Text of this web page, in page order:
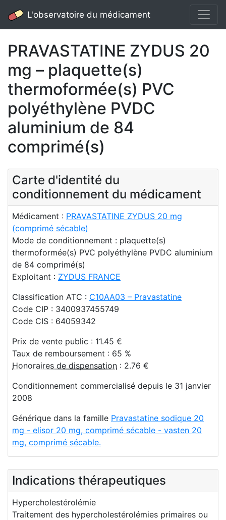
L'observatoire du médicament
PRAVASTATINE ZYDUS 20
mg – plaquette(s)
thermoformée(s) PVC
polyéthylène PVDC
aluminium de 84
comprimé(s)
Carte d'identité du
conditionnement du médicament
Médicament : PRAVASTATINE ZYDUS 20 mg
(comprimé sécable)
Mode de conditionnement : plaquette(s)
thermoformée(s) PVC polyéthylène PVDC aluminium
de 84 comprimé(s)
Exploitant : ZYDUS FRANCE
Classification ATC : C10AA03 – Pravastatine
Code CIP : 3400937455749
Code CIS : 64059342
Prix de vente public : 11.45 €
Taux de remboursement : 65 %
Honoraires de dispensation : 2.76 €
Conditionnement commercialisé depuis le 31 janvier
2008
Générique dans la famille Pravastatine sodique 20
mg - elisor 20 mg, comprimé sécable - vasten 20
mg, comprimé sécable.
Indications thérapeutiques
Hypercholestérolémie
Traitement des hypercholestérolémies primaires ou